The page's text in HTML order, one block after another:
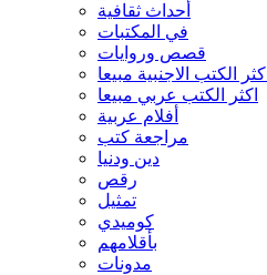
أحداث ثقافية
في المكتبات
قصص وروايات
اكثر الكتب الاجنبية مبيعا
اكثر الكتب عربي مبيعا
أفلام عربية
مراجعة كتب
دين ودنيا
رقص
تمثيل
كوميدي
بأقلامهم
مدونات